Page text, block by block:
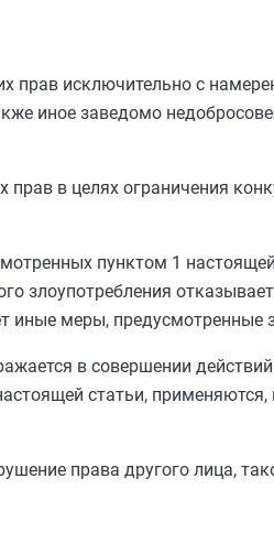
прав исключительно с
иное заведомо
прав в целях ограничения
пунктом 1
злоупотребления
иные меры, предусмотренные
в совершении
статьи,
права другого лица,